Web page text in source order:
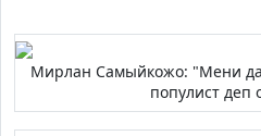
Мирлан Самыйкожо: "Мени
популист деп